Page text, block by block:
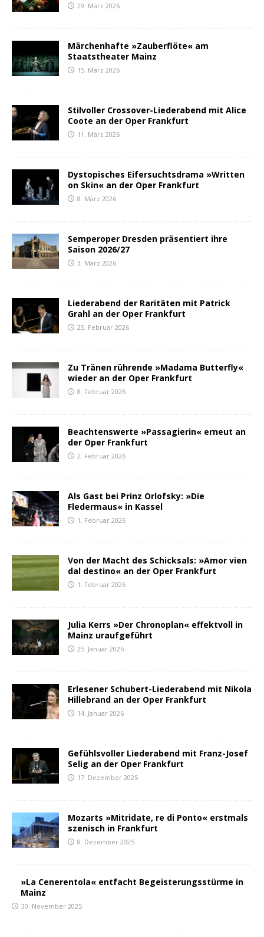
29. März 2026
Märchenhafte »Zauberflöte« am
Staatstheater Mainz
15. März 2026
Stilvoller Crossover-Liederabend mit Alice
Coote an der Oper Frankfurt
11. März 2026
Dystopisches Eifersuchtsdrama »Written
on Skin« an der Oper Frankfurt
8. März 2026
Semperoper Dresden präsentiert ihre
Saison 2026/27
3. März 2026
Liederabend der Raritäten mit Patrick
Grahl an der Oper Frankfurt
25. Februar 2026
Zu Tränen rührende »Madama Butterfly«
wieder an der Oper Frankfurt
8. Februar 2026
Beachtenswerte »Passagierin« erneut an
der Oper Frankfurt
2. Februar 2026
Als Gast bei Prinz Orlofsky: »Die
Fledermaus« in Kassel
1. Februar 2026
Von der Macht des Schicksals: »Amor vien
dal destino« an der Oper Frankfurt
1. Februar 2026
Julia Kerrs »Der Chronoplan« effektvoll in
Mainz uraufgeführt
25. Januar 2026
Erlesener Schubert-Liederabend mit Nikola
Hillebrand an der Oper Frankfurt
14. Januar 2026
Gefühlsvoller Liederabend mit Franz-Josef
Selig an der Oper Frankfurt
17. Dezember 2025
Mozarts »Mitridate, re di Ponto« erstmals
szenisch in Frankfurt
8. Dezember 2025
»La Cenerentola« entfacht Begeisterungsstürme in
Mainz
30. November 2025